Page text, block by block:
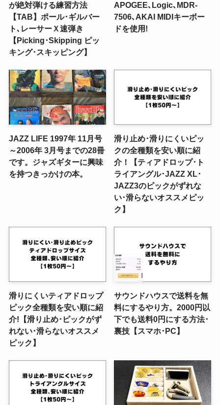
が絶対弾ける練習方法
【TAB】ポール･ギルバー
ト､レーサーＸ速弾き
【Picking･Skipping ピッ
キング･スキッピング】
APOGEE､Logic､MDR-
7506､AKAI MIDIキーボー
ドを使用!
JAZZ LIFE 1997年 11月号
～2006年 3月号までの28冊
です。ジャズギターに興味
を持つきっかけの本。
滑り止め･滑りにくいピッ
クの全種類を安い順に紹
介！【ティアドロップ･ト
ライアングル･JAZZ XL･
JAZZ3のピックがずれな
い･滑らないオススメピッ
ク】
滑りにくいティアドロップ
ピック全種類を安い順に紹
介!【滑り止め･ピックがず
れない･滑らないオススメ
ピック】
サウンドハウスで送料を無
料にするやり方。2000円以
下でも送料0円にする方法･
裏技【スマホ･PC】